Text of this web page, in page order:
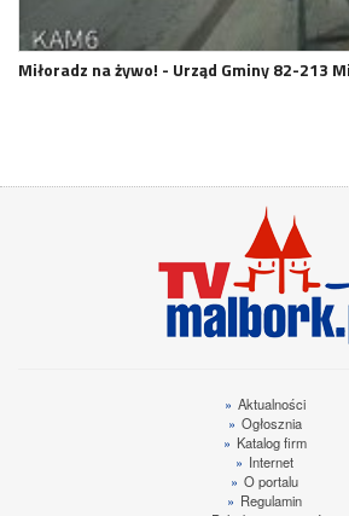
Miłoradz na żywo! - Urząd Gminy 82-213
» Aktualności
» Ogłosznia
» Katalog firm
» Internet
» O portalu
» Regulamin